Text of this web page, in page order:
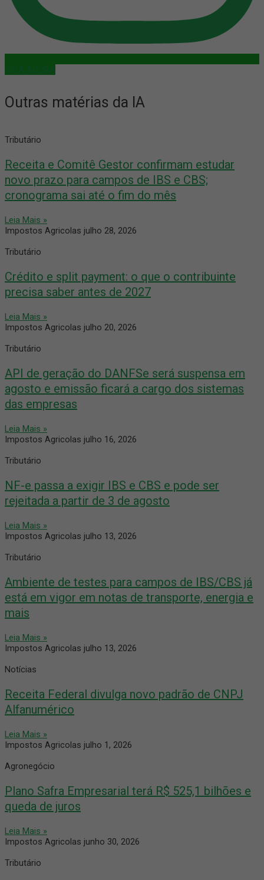
Outras matérias da IA
Tributário
Receita e Comitê Gestor confirmam estudar
novo prazo para campos de IBS e CBS;
cronograma sai até o fim do mês
Leia Mais »
Impostos Agricolas julho 28, 2026
Tributário
Crédito e split payment: o que o contribuinte
precisa saber antes de 2027
Leia Mais »
Impostos Agricolas julho 20, 2026
Tributário
API de geração do DANFSe será suspensa em
agosto e emissão ficará a cargo dos sistemas
das empresas
Leia Mais »
Impostos Agricolas julho 16, 2026
Tributário
NF-e passa a exigir IBS e CBS e pode ser
rejeitada a partir de 3 de agosto
Leia Mais »
Impostos Agricolas julho 13, 2026
Tributário
Ambiente de testes para campos de IBS/CBS já
está em vigor em notas de transporte, energia e
mais
Leia Mais »
Impostos Agricolas julho 13, 2026
Notícias
Receita Federal divulga novo padrão de CNPJ
Alfanumérico
Leia Mais »
Impostos Agricolas julho 1, 2026
Agronegócio
Plano Safra Empresarial terá R$ 525,1 bilhões e
queda de juros
Leia Mais »
Impostos Agricolas junho 30, 2026
Tributário